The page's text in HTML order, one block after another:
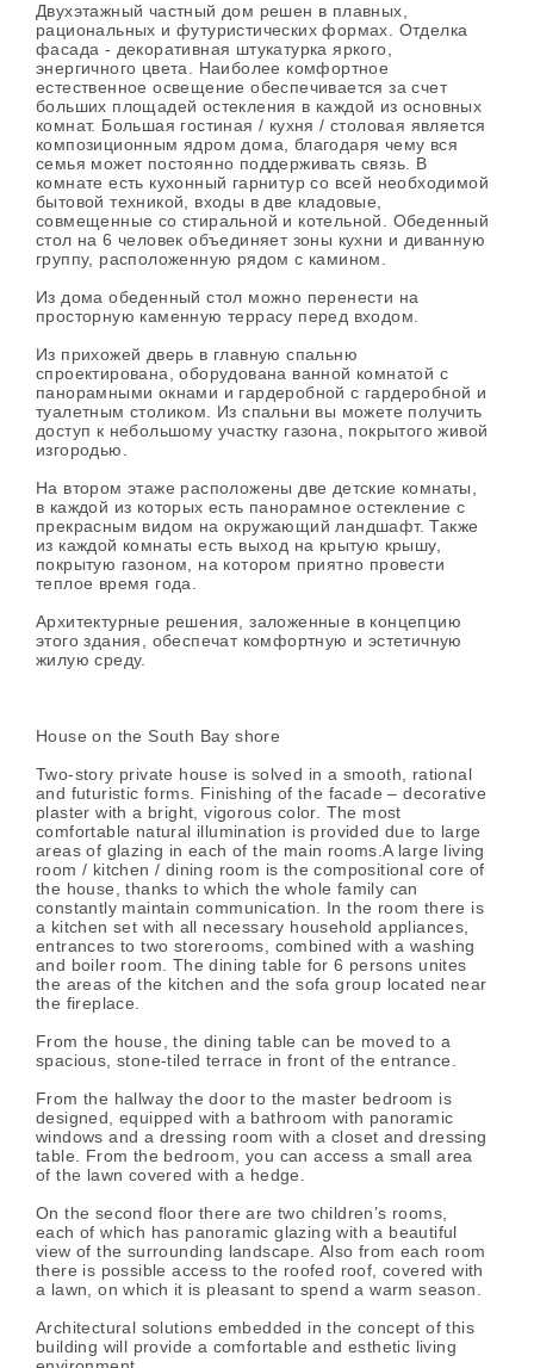
Двухэтажный частный дом решен в плавных,
рациональных и футуристических формах. Отделка
фасада - декоративная штукатурка яркого,
энергичного цвета. Наиболее комфортное
естественное освещение обеспечивается за счет
больших площадей остекления в каждой из основных
комнат. Большая гостиная / кухня / столовая является
композиционным ядром дома, благодаря чему вся
семья может постоянно поддерживать связь. В
комнате есть кухонный гарнитур со всей необходимой
бытовой техникой, входы в две кладовые,
совмещенные со стиральной и котельной. Обеденный
стол на 6 человек объединяет зоны кухни и диванную
группу, расположенную рядом с камином.
Из дома обеденный стол можно перенести на
просторную каменную террасу перед входом.
Из прихожей дверь в главную спальню
спроектирована, оборудована ванной комнатой с
панорамными окнами и гардеробной с гардеробной и
туалетным столиком. Из спальни вы можете получить
доступ к небольшому участку газона, покрытого живой
изгородью.
На втором этаже расположены две детские комнаты,
в каждой из которых есть панорамное остекление с
прекрасным видом на окружающий ландшафт. Также
из каждой комнаты есть выход на крытую крышу,
покрытую газоном, на котором приятно провести
теплое время года.
Архитектурные решения, заложенные в концепцию
этого здания, обеспечат комфортную и эстетичную
жилую среду.
House on the South Bay shore
Two-story private house is solved in a smooth, rational
and futuristic forms. Finishing of the facade – decorative
plaster with a bright, vigorous color. The most
comfortable natural illumination is provided due to large
areas of glazing in each of the main rooms.A large living
room / kitchen / dining room is the compositional core of
the house, thanks to which the whole family can
constantly maintain communication. In the room there is
a kitchen set with all necessary household appliances,
entrances to two storerooms, combined with a washing
and boiler room. The dining table for 6 persons unites
the areas of the kitchen and the sofa group located near
the fireplace.
From the house, the dining table can be moved to a
spacious, stone-tiled terrace in front of the entrance.
From the hallway the door to the master bedroom is
designed, equipped with a bathroom with panoramic
windows and a dressing room with a closet and dressing
table. From the bedroom, you can access a small area
of ​​the lawn covered with a hedge.
On the second floor there are two children’s rooms,
each of which has panoramic glazing with a beautiful
view of the surrounding landscape. Also from each room
there is possible access to the roofed roof, covered with
a lawn, on which it is pleasant to spend a warm season.
Architectural solutions embedded in the concept of this
building will provide a comfortable and esthetic living